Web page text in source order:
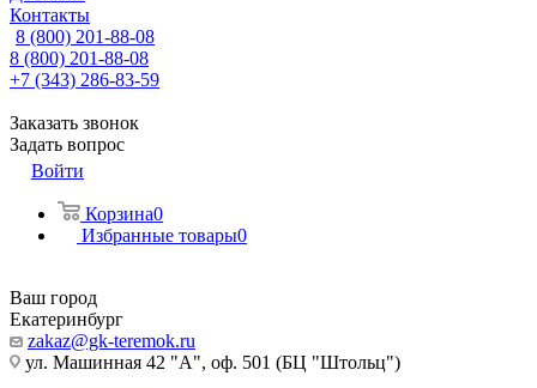
Контакты
8 (800) 201-88-08
8 (800) 201-88-08
+7 (343) 286-83-59
Заказать звонок
Задать вопрос
Войти
Корзина0
Избранные товары0
Ваш город
Екатеринбург
zakaz@gk-teremok.ru
ул. Машинная 42 "А", оф. 501 (БЦ "Штольц")